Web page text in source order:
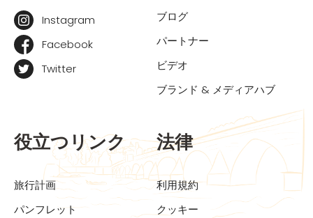
Instagram
Facebook
Twitter
ブログ
パートナー
ビデオ
ブランド & メディアハブ
役立つリンク
旅行計画
パンフレット
法律
利用規約
クッキー